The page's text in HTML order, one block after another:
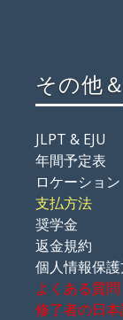
その他
JLPT & EJU
年間予定表
ロケーション
支払方法
奨学金
返金規約
個人情報保
よくある質問
修了者の日